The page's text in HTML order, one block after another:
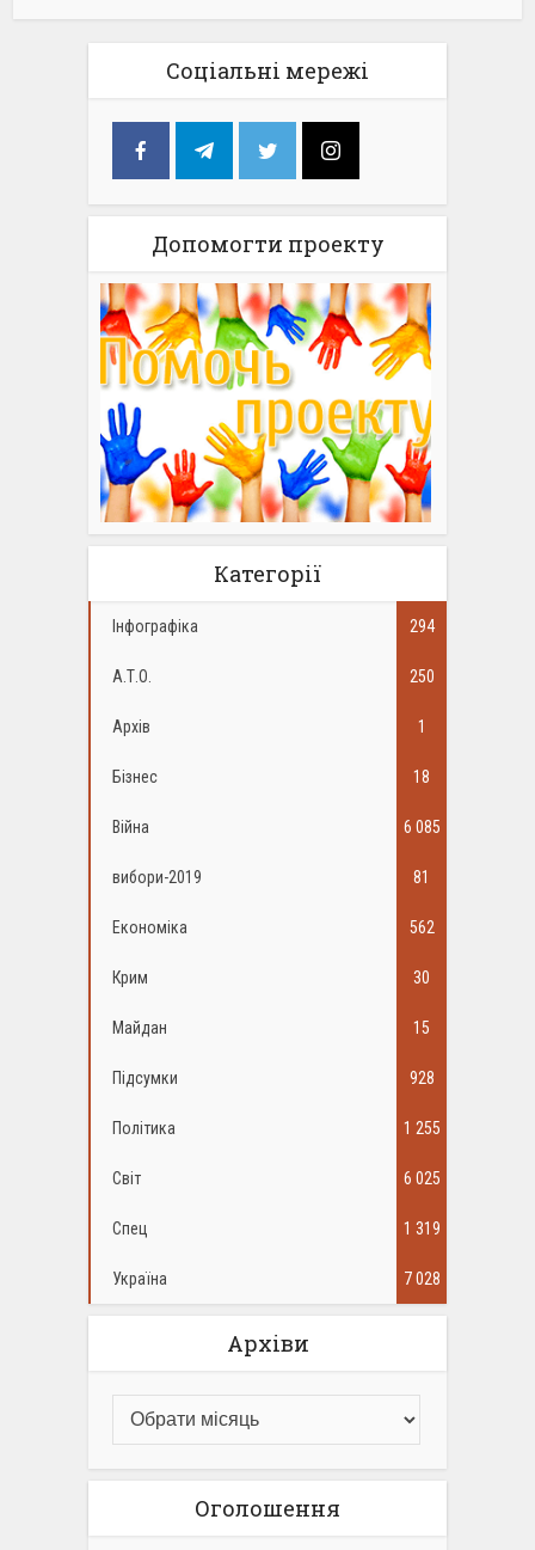
Соціальні мережі
Допомогти проекту
Категорії
Інфографіка 294
А.Т.О. 250
Архів 1
Бізнес 18
Війна 6 085
вибори-2019 81
Економіка 562
Крим 30
Майдан 15
Підсумки 928
Політика 1 255
Світ 6 025
Спец 1 319
Україна 7 028
Архіви
Оголошення